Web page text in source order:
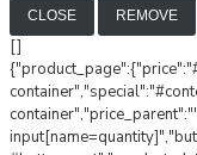
CLOSE REMOVE
[]